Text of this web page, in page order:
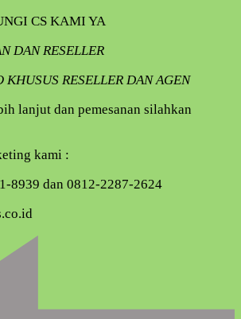
CS KAMI YA
DAN RESELLER
KHUSUS RESELLER DAN AGEN
lanjut dan pemesanan silahkan
kami :
8939 dan 0812-2287-2624